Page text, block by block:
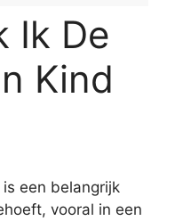
Ik De
Kind
een belangrijk
vooral in een